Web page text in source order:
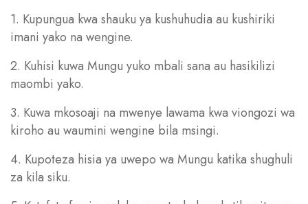
1. Kupungua kwa shauku ya kushuhudia au kushiriki
imani yako na wengine.
2. Kuhisi kuwa Mungu yuko mbali sana au hasikilizi
maombi yako.
3. Kuwa mkosoaji na mwenye lawama kwa viongozi wa
kiroho au waumini wengine bila msingi.
4. Kupoteza hisia ya uwepo wa Mungu katika shughuli
za kila siku.